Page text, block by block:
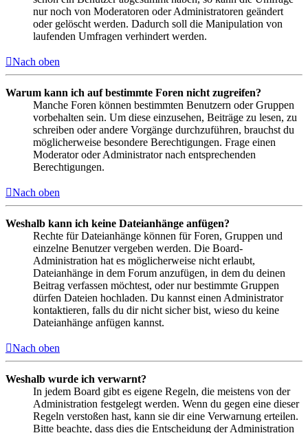
nur noch von Moderatoren oder Administratoren geändert
oder gelöscht werden. Dadurch soll die Manipulation von
laufenden Umfragen verhindert werden.
Nach oben
Warum kann ich auf bestimmte Foren nicht zugreifen?
Manche Foren können bestimmten Benutzern oder Gruppen
vorbehalten sein. Um diese einzusehen, Beiträge zu lesen, zu
schreiben oder andere Vorgänge durchzuführen, brauchst du
möglicherweise besondere Berechtigungen. Frage einen
Moderator oder Administrator nach entsprechenden
Berechtigungen.
Nach oben
Weshalb kann ich keine Dateianhänge anfügen?
Rechte für Dateianhänge können für Foren, Gruppen und
einzelne Benutzer vergeben werden. Die Board-
Administration hat es möglicherweise nicht erlaubt,
Dateianhänge in dem Forum anzufügen, in dem du deinen
Beitrag verfassen möchtest, oder nur bestimmte Gruppen
dürfen Dateien hochladen. Du kannst einen Administrator
kontaktieren, falls du dir nicht sicher bist, wieso du keine
Dateianhänge anfügen kannst.
Nach oben
Weshalb wurde ich verwarnt?
In jedem Board gibt es eigene Regeln, die meistens von der
Administration festgelegt werden. Wenn du gegen eine dieser
Regeln verstoßen hast, kann sie dir eine Verwarnung erteilen.
Bitte beachte, dass dies die Entscheidung der Administration